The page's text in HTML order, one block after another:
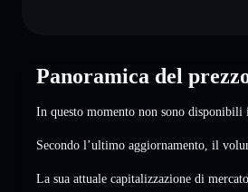
Panoramica del
In questo momento non sono disponibili
Secondo l’ultimo aggiornamento, il
La sua attuale capitalizzazione di